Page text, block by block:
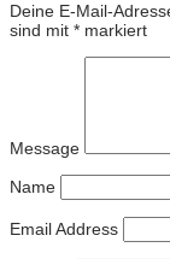
Deine E-Mail-
sind mit * markiert
Message
Name
Email Address